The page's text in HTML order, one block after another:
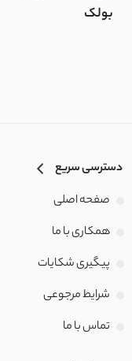
بولک
دسترسی سریع
صفحه اصلی
همکاری با ما
پیگیری شکایات
شرایط مرجوعی
تماس با‌ ما